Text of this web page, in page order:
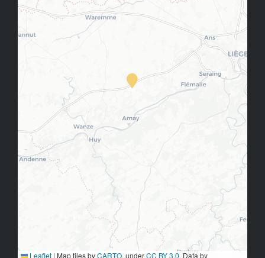
Leaflet | Map tiles byCARTO, underCC BY 3.0. Data by